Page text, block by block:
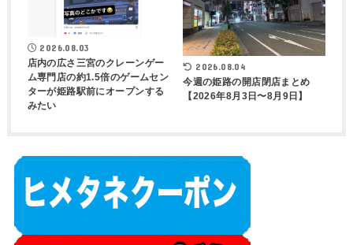
2026.08.03
店内の広さ三宮のクレーンゲー
ム専門店の約1.5倍のゲームセン
ターが姫路駅前にオープンする
みたい
2026.08.04
今週の姫路の開店閉店まとめ
【2026年8月3日〜8月9日】